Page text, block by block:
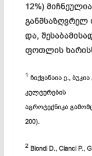
12%)
განმსაზღვრელ
და,
ფოთლის
1 ჩიქვანაია ე.,
კულტურების
აგროტექნიკა
200).
2Biondi D., Cianci P.,